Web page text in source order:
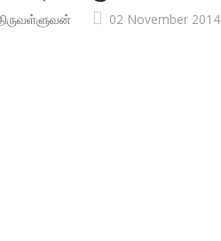
02 November 2014